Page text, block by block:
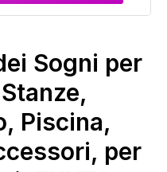
Sogni per
Piscina,
per